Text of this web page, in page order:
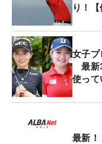
り！【
女子プ
最新
使って
最新！